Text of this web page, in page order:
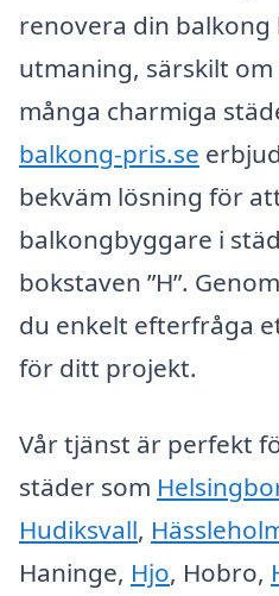
renovera din balkong
utmaning, särskilt
många charmiga
balkong-pris.se
bekväm lösning för
balkongbyggare i
bokstaven ”H”.
du enkelt efterfråga
för ditt projekt.
Vår tjänst är perfekt
städer som
Hudiksvall,
Haninge, Hjo, Hobro,